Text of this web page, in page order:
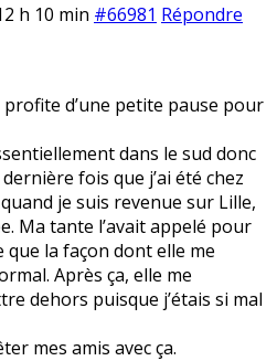
h 10 min #66981 Répondre
d’une petite pause pour
dans le sud donc
fois que j’ai été chez
je suis revenue sur Lille,
Ma tante l’avait appelé pour
la façon dont elle me
Après ça, elle me
dehors puisque j’étais si mal
mes amis avec ça.